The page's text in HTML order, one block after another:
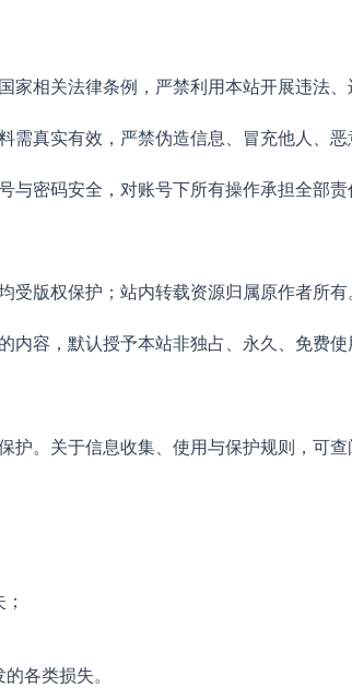
家相关法律条例，严禁利用本站开展违法、
需真实有效，严禁伪造信息、冒充他人、恶
与密码安全，对账号下所有操作承担全部
受版权保护；站内转载资源归属原作者所
内容，默认授予本站非独占、永久、免费使
。关于信息收集、使用与保护规则，可查
各类损失。